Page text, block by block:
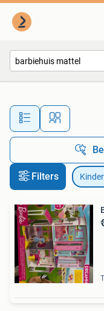
Filters